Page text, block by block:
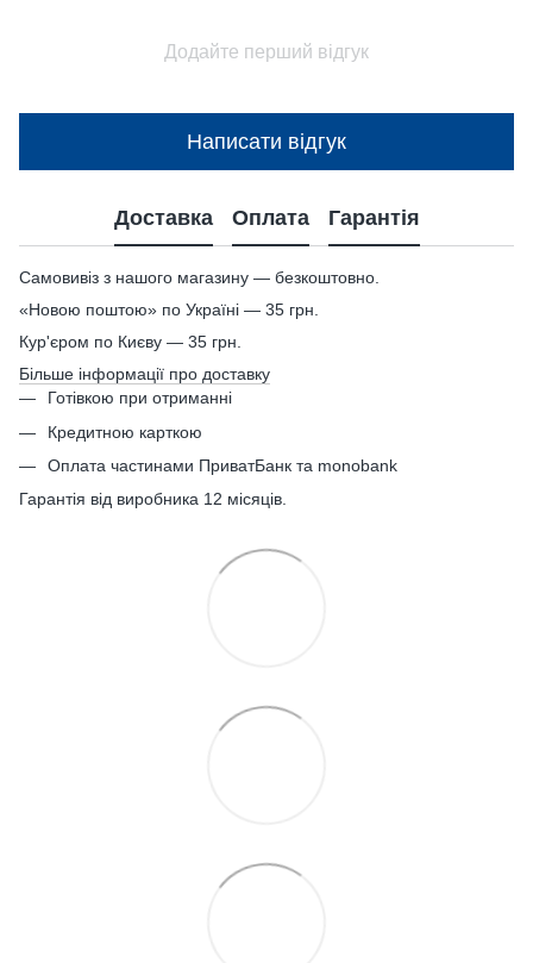
Додайте перший відгук
Написати відгук
Доставка Оплата Гарантія
Самовивіз з нашого магазину — безкоштовно.
«Новою поштою» по Україні — 35 грн.
Кур'єром по Києву — 35 грн.
Більше інформації про доставку
Готівкою при отриманні
Кредитною карткою
Оплата частинами ПриватБанк та monobank
Гарантія від виробника 12 місяців.